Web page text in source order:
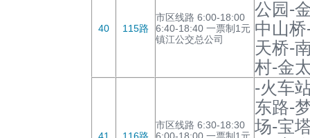
40 115路
市区线路 6:00-18:00
6:40-18:40 一票制1元
镇江公交总公司
公园-
中山
天桥-
村-金
市区线路 6:30-18:30
-火车
东路-
场-宝